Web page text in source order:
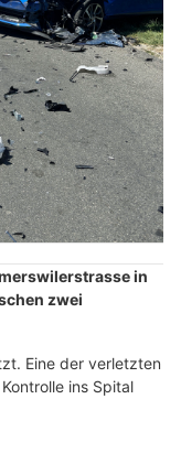
in
zwei
Eine der verletzten
ins Spital